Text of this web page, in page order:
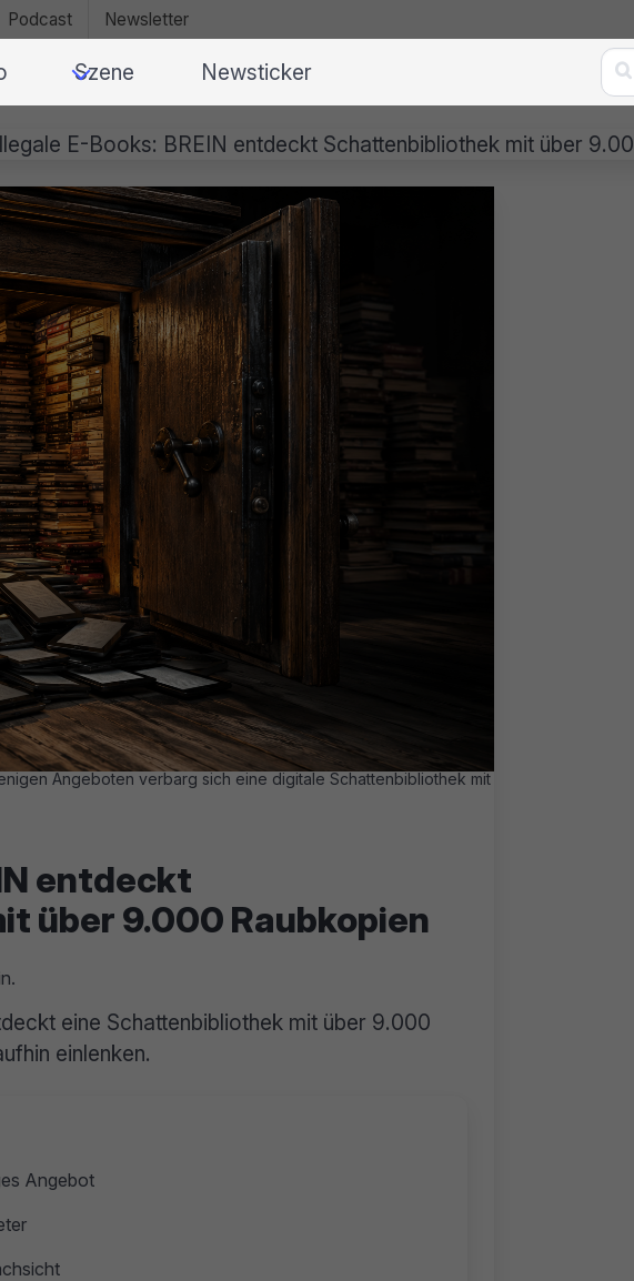
Podcast Newsletter
Szene Newsticker 
E-Books: BREIN entdeckt Schattenbibliothek mit über
Angeboten verbarg sich eine digitale Schattenbibliothek mit
entdeckt
über 9.000 Raubkopien
eine Schattenbibliothek mit über 9.000
einlenken.
Angebot